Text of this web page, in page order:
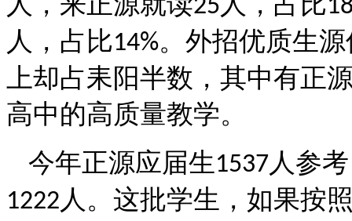
25
人，占比14%。外招优质生
上却占耒阳半数，其中有正
高中的高质量教学。
今年正源应届生1537人参
1222人。这批学生，如果按